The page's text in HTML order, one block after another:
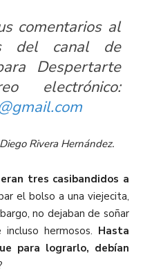
comentarios al
del canal de
Despertarte
Rivera Hernández.
tres casibandidos a
el bolso a una viejecita,
no dejaban de soñar
hermosos. Hasta
para lograrlo, debían